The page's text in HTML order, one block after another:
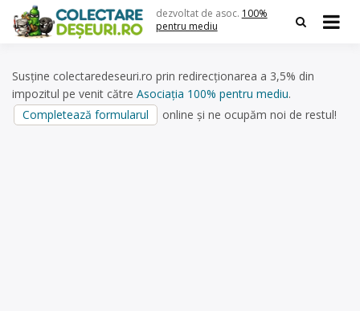
content
dezvoltat de asoc. 100%
pentru mediu
Susține colectaredeseuri.ro prin redirecționarea a 3,5% din
impozitul pe venit către Asociația 100% pentru mediu.
Completează formularul
online și ne ocupăm noi de restul!